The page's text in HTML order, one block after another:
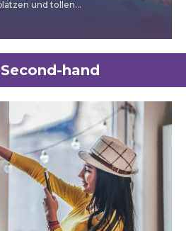
und tollen...
Second-hand